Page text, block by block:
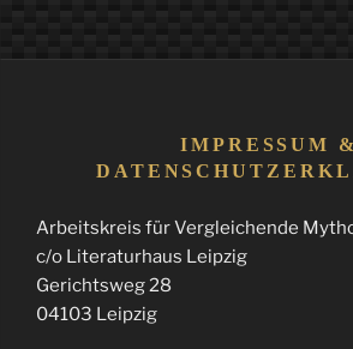
IMPRESSUM &
Arbeitskreis für Vergleichende
c/o Literaturhaus Leipzig
Gerichtsweg 28
04103 Leipzig